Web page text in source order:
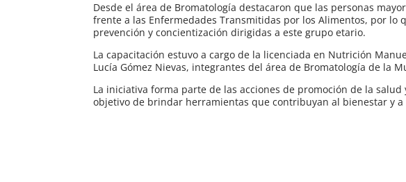
Desde el área de Bromatología destacaron que las personas
frente a las Enfermedades Transmitidas por los Alimentos, por
prevención y concientización dirigidas a este grupo etario.
La capacitación estuvo a cargo de la licenciada en Nutrición
Lucía Gómez Nievas, integrantes del área de Bromatología de la
La iniciativa forma parte de las acciones de promoción de la
objetivo de brindar herramientas que contribuyan al bienestar y